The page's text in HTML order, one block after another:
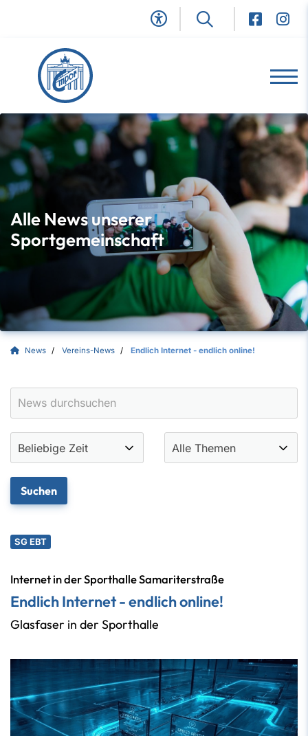
Alle News unserer
Sportgemeinschaft
News Vereins-News Endlich Internet - endlich online!
SG EBT
Internet in der Sporthalle Samariterstraße
Endlich Internet - endlich online!
Glasfaser in der Sporthalle